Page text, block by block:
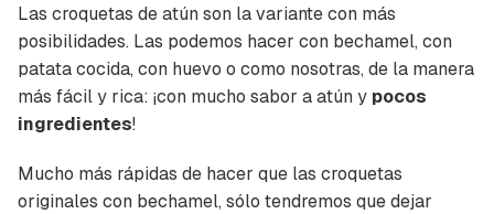
Las croquetas de atún son la variante con más
posibilidades. Las podemos hacer con bechamel, con
patata cocida, con huevo o como nosotras, de la manera
más fácil y rica: ¡con mucho sabor a atún y pocos
ingredientes!
Mucho más rápidas de hacer que las croquetas
originales con bechamel, sólo tendremos que dejar